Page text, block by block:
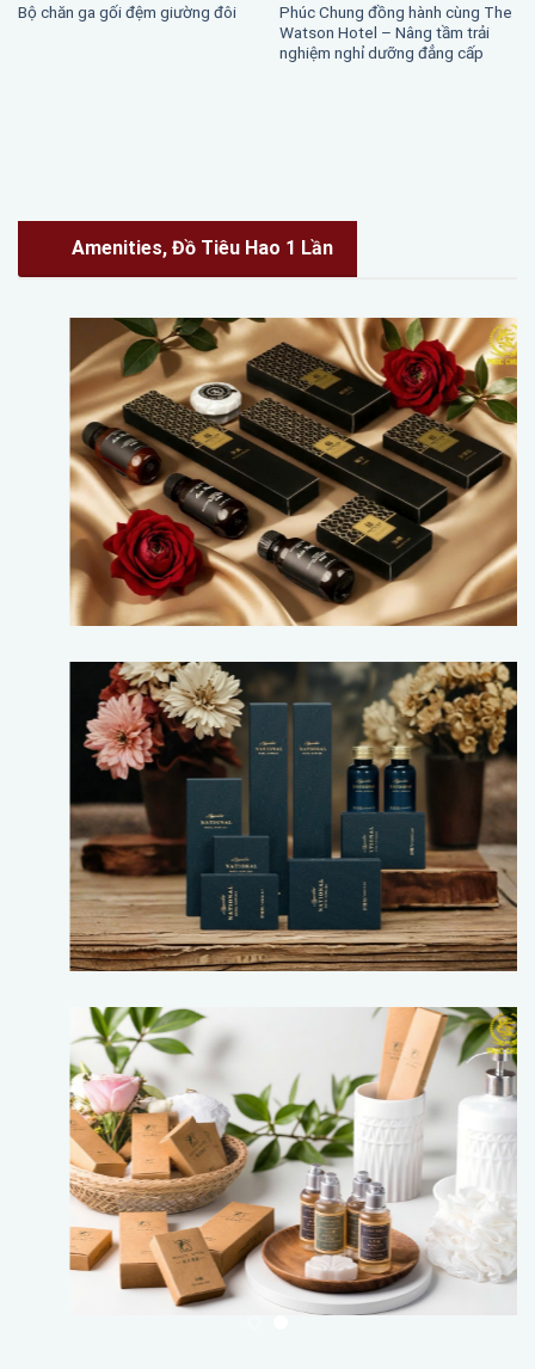
Bộ chăn ga gối đệm giường đôi
Phúc Chung đồng hành cùng The
Watson Hotel – Nâng tầm trải
nghiệm nghỉ dưỡng đẳng cấp
Amenities, Đồ Tiêu Hao 1 Lần